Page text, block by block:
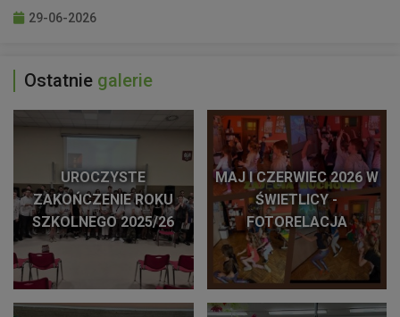
29-06-2026
Ostatnie galerie
UROCZYSTE
ZAKOŃCZENIE ROKU
SZKOLNEGO 2025/26
MAJ I CZERWIEC 2026 W
ŚWIETLICY -
FOTORELACJA